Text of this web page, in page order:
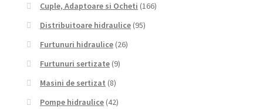
Cuple, Adaptoare si Ocheti (166)
Distribuitoare hidraulice (95)
Furtunuri hidraulice (26)
Furtunuri sertizate (9)
Masini de sertizat (8)
Pompe hidraulice (42)